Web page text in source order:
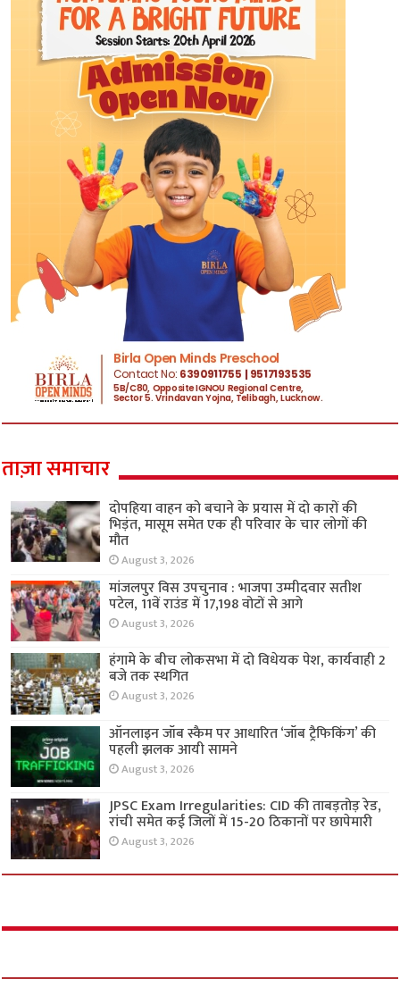
ताज़ा समाचार
दोपहिया वाहन को बचाने के प्रयास में दो कारों की
भिड़ंत, मासूम समेत एक ही परिवार के चार लोगों की
मौत
August 3, 2026
मांजलपुर विस उपचुनाव : भाजपा उम्मीदवार सतीश
पटेल, 11वें राउंड में 17,198 वोटों से आगे
August 3, 2026
हंगामे के बीच लोकसभा में दो विधेयक पेश, कार्यवाही 2
बजे तक स्थगित
August 3, 2026
ऑनलाइन जॉब स्कैम पर आधारित ‘जॉब ट्रैफिकिंग’ की
पहली झलक आयी सामने
August 3, 2026
JPSC Exam Irregularities: CID की ताबड़तोड़ रेड,
रांची समेत कई जिलों में 15-20 ठिकानों पर छापेमारी
August 3, 2026